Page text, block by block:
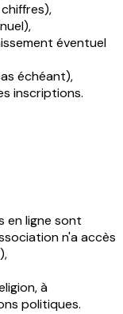
éventuel
échéant),
inscriptions.
en ligne sont
n'a accès
à
politiques.